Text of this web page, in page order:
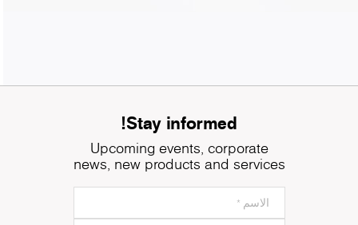
Stay informed!
Upcoming events, corporate
news, new products and services